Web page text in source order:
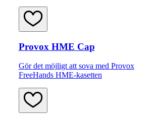
Provox HME Cap
Gör det möjligt att sova med Provox
FreeHands HME-kasetten